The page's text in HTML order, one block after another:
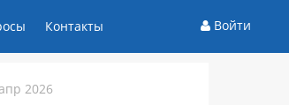
Контакты Войти
2026